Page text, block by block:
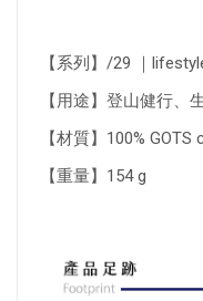
【系列】/29 ｜
【用途】登山健行、
【材質】100%
【重量】154 g